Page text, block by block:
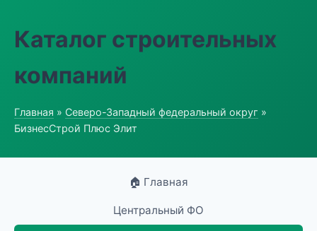
Каталог строительных
компаний
Главная » Северо-Западный федеральный округ »
БизнесСтрой Плюс Элит
🏠 Главная
Центральный ФО